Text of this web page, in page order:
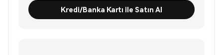
Kredi/Banka Kartı ile Satın Al